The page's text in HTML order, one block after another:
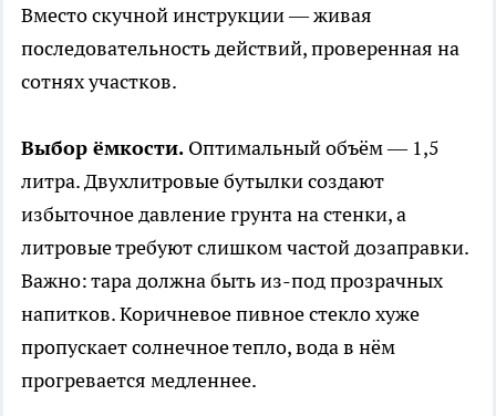
Вместо скучной инструкции — живая
последовательность действий, проверенная на
сотнях участков.
Выбор ёмкости. Оптимальный объём — 1,5
литра. Двухлитровые бутылки создают
избыточное давление грунта на стенки, а
литровые требуют слишком частой дозаправки.
Важно: тара должна быть из-под прозрачных
напитков. Коричневое пивное стекло хуже
пропускает солнечное тепло, вода в нём
прогревается медленнее.